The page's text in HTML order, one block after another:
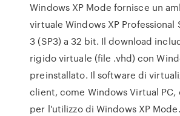
Windows XP Mode fornisce un
virtuale Windows XP Professional
3 (SP3) a 32 bit. Il download
rigido virtuale (file .vhd) con
preinstallato. Il software di
client, come Windows Virtual PC,
per l'utilizzo di Windows XP